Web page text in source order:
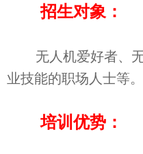
招生对象：
无人机爱好者、
业技能的职场人士等。
培训优势：